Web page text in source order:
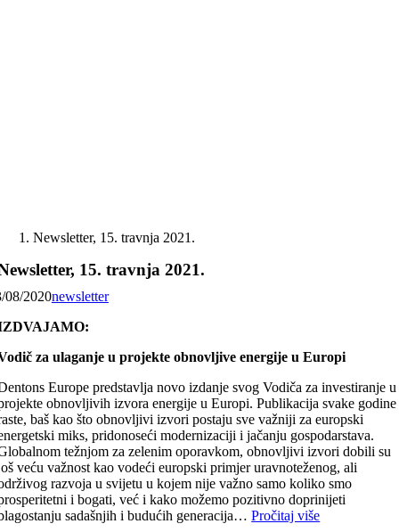
Newsletter, 15. travnja 2021.
15. travnja 2021.
08/2020newsletter
za ulaganje u projekte obnovljive energije u Europi
Europe predstavlja novo izdanje svog Vodiča za investiranje u
obnovljivih izvora energije u Europi. Publikacija svake godine
baš kao što obnovljivi izvori postaju sve važniji za europski
miks, pridonoseći modernizaciji i jačanju gospodarstava.
težnjom za zelenim oporavkom, obnovljivi izvori dobili su
veću važnost kao vodeći europski primjer uravnoteženog, ali
razvoja u svijetu u kojem nije važno samo koliko smo
i bogati, već i kako možemo pozitivno doprinijeti
sadašnjih i budućih generacija…Pročitaj više